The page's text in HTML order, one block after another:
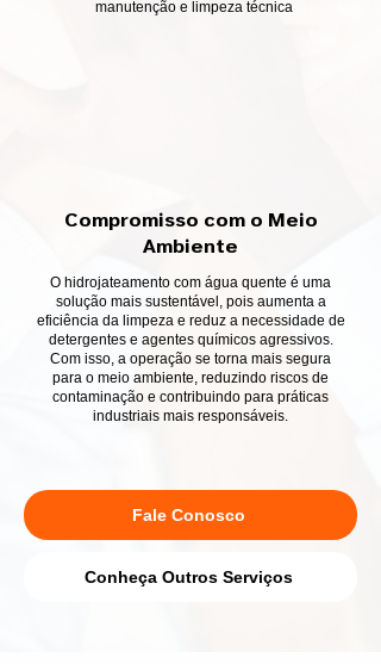
manutenção e limpeza técnica
Compromisso com o Meio
Ambiente
O hidrojateamento com água quente é uma
solução mais sustentável, pois aumenta a
eficiência da limpeza e reduz a necessidade de
detergentes e agentes químicos agressivos.
Com isso, a operação se torna mais segura
para o meio ambiente, reduzindo riscos de
contaminação e contribuindo para práticas
industriais mais responsáveis.
Fale Conosco
Conheça Outros Serviços